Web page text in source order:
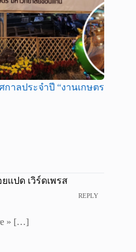
าลประจำปี “งานเกษตร
แปด เวิร์ดเพรส
REPLY
» […]